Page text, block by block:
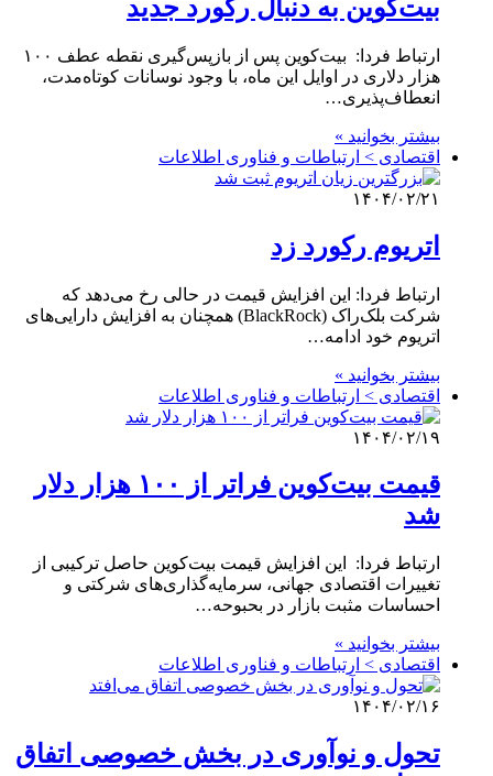
بیت‌کوین به دنبال رکورد جدید
ارتباط فردا: بیت‌کوین پس از بازپس‌گیری نقطه عطف ۱۰۰
هزار دلاری در اوایل این ماه، با وجود نوسانات کوتاه‌مدت،
انعطاف‌پذیری…
بیشتر بخوانید »
اقتصادی > ارتباطات و فناوری اطلاعات
۱۴۰۴/۰۲/۲۱
اتریوم رکورد زد
ارتباط فردا: این افزایش قیمت در حالی رخ می‌دهد که
شرکت بلک‌راک (BlackRock) همچنان به افزایش دارایی‌های
اتریوم خود ادامه…
بیشتر بخوانید »
اقتصادی > ارتباطات و فناوری اطلاعات
۱۴۰۴/۰۲/۱۹
قیمت بیت‌کوین فراتر از ۱۰۰ هزار دلار
شد
ارتباط فردا: این افزایش قیمت بیت‌کوین حاصل ترکیبی از
تغییرات اقتصادی جهانی، سرمایه‌گذاری‌های شرکتی و
احساسات مثبت بازار در بحبوحه…
بیشتر بخوانید »
اقتصادی > ارتباطات و فناوری اطلاعات
۱۴۰۴/۰۲/۱۶
تحول و نوآوری در بخش خصوصی اتفاق